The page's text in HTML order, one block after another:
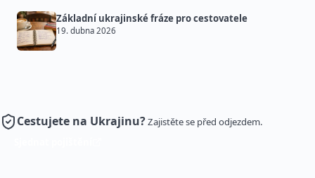
Základní ukrajinské fráze pro cestovatele
19. dubna 2026
Cestujete na Ukrajinu?Zajistěte se před odjezdem.